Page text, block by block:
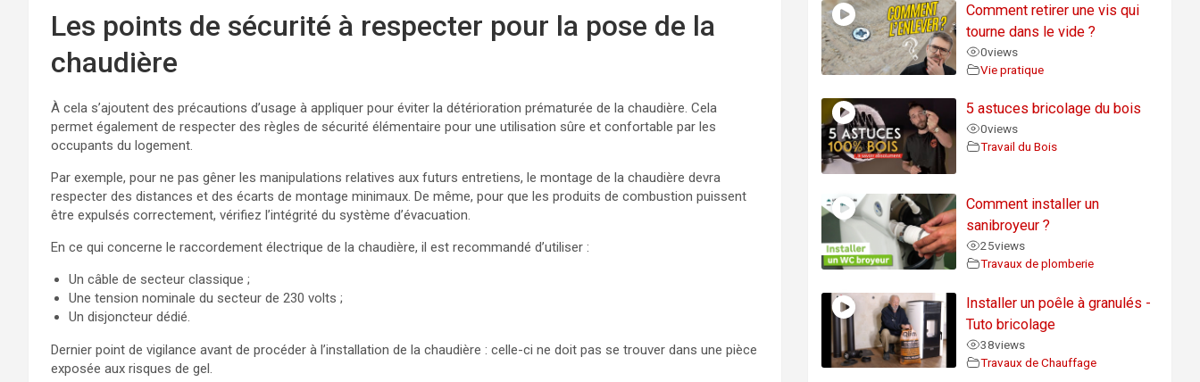
Les points de sécurité à respecter pour la pose de la
chaudière
À cela s’ajoutent des précautions d’usage à appliquer pour éviter la détérioration prématurée de la chaudière. Cela
permet également de respecter des règles de sécurité élémentaire pour une utilisation sûre et confortable par les
occupants du logement.
Par exemple, pour ne pas gêner les manipulations relatives aux futurs entretiens, le montage de la chaudière devra
respecter des distances et des écarts de montage minimaux. De même, pour que les produits de combustion puissent
être expulsés correctement, vérifiez l’intégrité du système d’évacuation.
En ce qui concerne le raccordement électrique de la chaudière, il est recommandé d’utiliser :
Un câble de secteur classique ;
Une tension nominale du secteur de 230 volts ;
Un disjoncteur dédié.
Dernier point de vigilance avant de procéder à l’installation de la chaudière : celle-ci ne doit pas se trouver dans une pièce
exposée aux risques de gel.
Comment retirer une vis qui
tourne dans le vide ?
0views
Vie pratique
5 astuces bricolage du bois
0views
Travail du Bois
Comment installer un
sanibroyeur ?
25views
Travaux de plomberie
Installer un poêle à granulés -
Tuto bricolage
38views
Travaux de Chauffage